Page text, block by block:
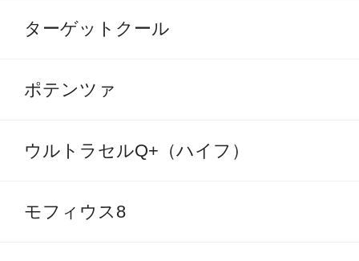
ターゲットクール
ポテンツァ
ウルトラセルQ+（ハイフ）
モフィウス8